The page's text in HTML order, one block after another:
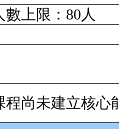
數上限：80人
程尚未建立核心